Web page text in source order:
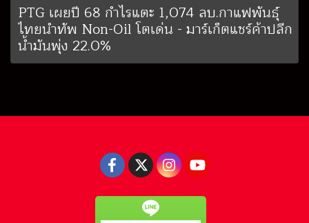
PTG เผยปี 68 กำไรแตะ 1,074 ลบ.กาแฟพันธุ์
ไทยนำทัพ Non-Oil โตเด่น - มาร์เก็ตแชร์ค้าปลีก
น้ำมันพุ่ง 22.0%